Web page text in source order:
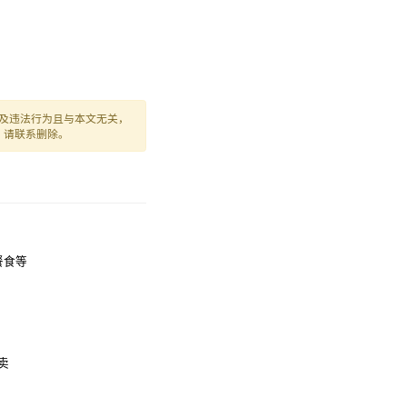
法行为且与本文无关，
联系删除。
等